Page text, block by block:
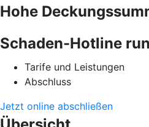
Hohe
Schaden-Hotline
Tarife und Leistungen
Abschluss
Jetzt online abschließen